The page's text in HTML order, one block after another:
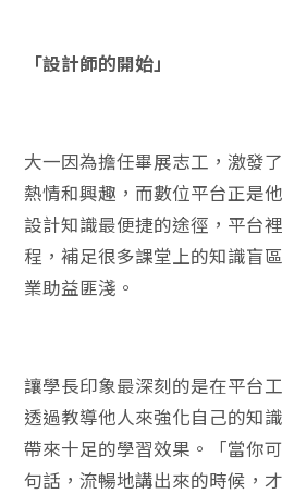
「設計師的開始」
大一因為擔任畢展志工，激發
熱情和興趣，而數位平台正是
設計知識最便捷的途徑，平台
程，補足很多課堂上的知識盲
業助益匪淺。
讓學長印象最深刻的是在平台
透過教導他人來強化自己的知
帶來十足的學習效果。「當你
句話，流暢地講出來的時候，